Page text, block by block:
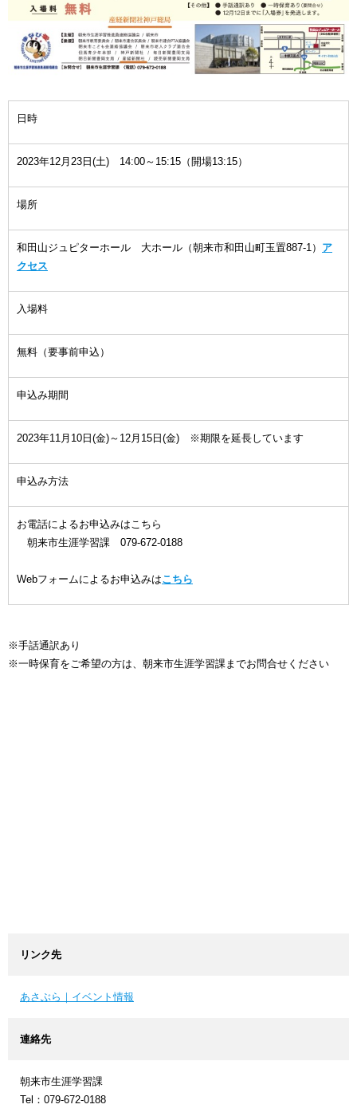
日時
2023年12月23日(土) 14:00～15:15（開場13:15）
場所
和田山ジュピターホール 大ホール（朝来市和田山町玉置887-1） ア
クセス
入場料
無料（要事前申込）
申込み期間
2023年11月10日(金)～12月15日(金) ※期限を延長しています
申込み方法
お電話によるお申込みはこちら
朝来市生涯学習課 079-672-0188
Webフォームによるお申込みはこちら
※手話通訳あり
※一時保育をご希望の方は、朝来市生涯学習課までお問合せください
リンク先
あさぶら｜イベント情報
連絡先
朝来市生涯学習課
Tel：079-672-0188